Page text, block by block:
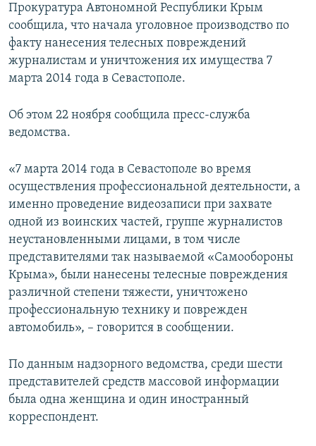
поискуИНФОГРАФИКА
ТЕЛЕПРОЕКТ КРЫМ.РЕАЛИИ
СОВЕТЫ ПРАВОЗАЩИТНИКОВ
ПРОПАВШИЕ БЕЗ ВЕСТИ
ПОБЕДИТЕЛЕЙ НЕ СУДЯТ?
КРЫМ.НЕПОКОРЕННЫЙ
УКРАИНСКАЯ ПРОБЛЕМА КРЫМА
КАК ОБОЙТИ БЛОКИРОВКУ
Українською
Qırımtatar
ПРИСОЕДИНЯЙТЕСЬ!
Все сайты RFE/RL
Прокуратура Автономной Республики Крым
сообщила, что начала уголовное производство по
факту нанесения телесных повреждений
журналистам и уничтожения их имущества 7
марта 2014 года в Севастополе.
Об этом 22 ноября сообщила пресс-служба
ведомства.
«7 марта 2014 года в Севастополе во время
осуществления профессиональной деятельности, а
именно проведение видеозаписи при захвате
одной из воинских частей, группе журналистов
неустановленными лицами, в том числе
представителями так называемой «Самообороны
Крыма», были нанесены телесные повреждения
различной степени тяжести, уничтожено
профессиональную технику и поврежден
автомобиль», – говорится в сообщении.
По данным надзорного ведомства, среди шести
представителей средств массовой информации
была одна женщина и один иностранный
корреспондент.